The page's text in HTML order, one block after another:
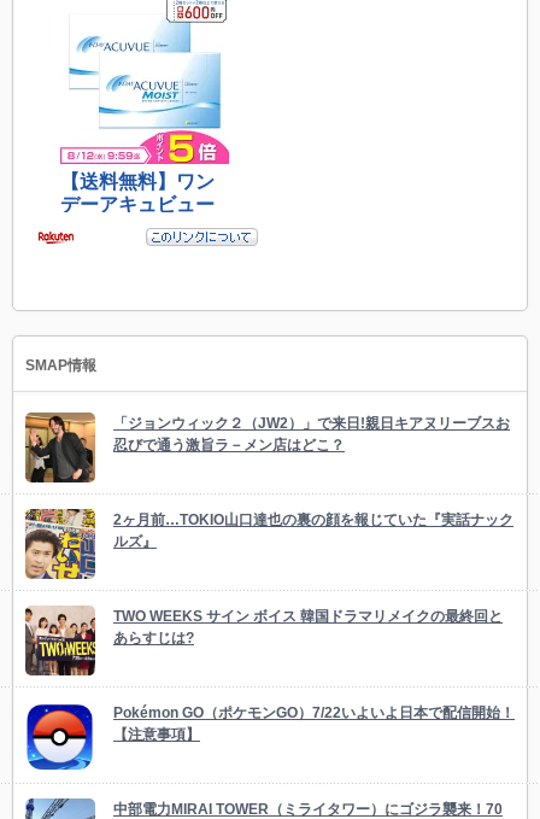
SMAP情報
「ジョンウィック２（JW2）」で来日!親日キアヌリーブスお
忍びで通う激旨ラ－メン店はどこ？
2ヶ月前…TOKIO山口達也の裏の顔を報じていた『実話ナック
ルズ』
TWO WEEKS サイン ボイス 韓国ドラマリメイクの最終回と
あらすじは?
Pokémon GO（ポケモンGO）7/22いよいよ日本で配信開始！
【注意事項】
中部電力MIRAI TOWER（ミライタワー）にゴジラ襲来！70